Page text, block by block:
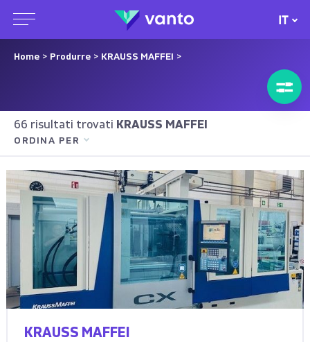
IT
Home > Produrre > KRAUSS MAFFEI >
66 risultati trovati KRAUSS MAFFEI
ORDINA PER
KRAUSS MAFFEI